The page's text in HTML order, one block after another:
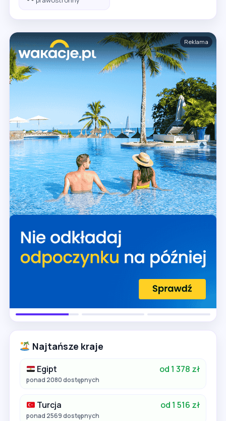
Reklama
Najtańsze kraje
Egipt od 1 378 zł
ponad 2080 dostępnych
Turcja od 1 516 zł
ponad 2569 dostępnych